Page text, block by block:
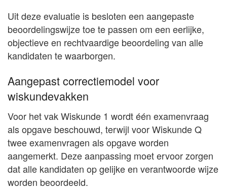
Uit deze evaluatie is besloten een aangepaste
beoordelingswijze toe te passen om een eerlijke,
objectieve en rechtvaardige beoordeling van alle
kandidaten te waarborgen.
Aangepast correctiemodel voor
wiskundevakken
Voor het vak Wiskunde 1 wordt één examenvraag
als opgave beschouwd, terwijl voor Wiskunde Q
twee examenvragen als opgave worden
aangemerkt. Deze aanpassing moet ervoor zorgen
dat alle kandidaten op gelijke en verantwoorde wijze
worden beoordeeld.